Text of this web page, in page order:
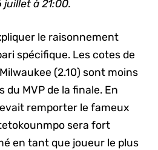
à 21:00.
le raisonnement
spécifique. Les cotes de
(2.10) sont moins
du MVP de la finale. En
remporter le fameux
sera fort
en tant que joueur le plus